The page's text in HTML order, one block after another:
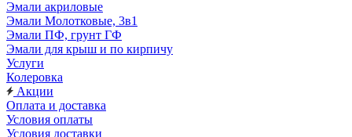
Эмали акриловые
Эмали Молотковые, 3в1
Эмали ПФ, грунт ГФ
Эмали для крыш и по кирпичу
Услуги
Колеровка
Акции
Оплата и доставка
Условия оплаты
Условия доставки